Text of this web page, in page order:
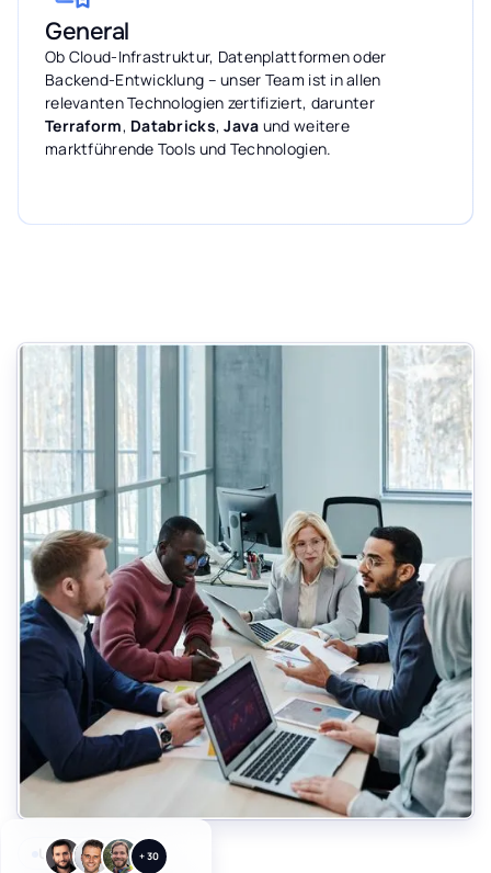
General
Ob Cloud-Infrastruktur, Datenplattformen oder
Backend-Entwicklung – unser Team ist in allen
relevanten Technologien zertifiziert, darunter
Terraform, Databricks,Java und weitere
marktführende Tools und Technologien.
+ 30
Unsere Werte